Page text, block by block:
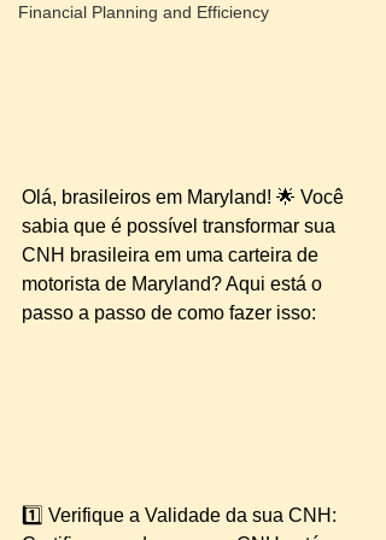
Financial Planning and Efficiency
Olá, brasileiros em Maryland! 🌟 Você
sabia que é possível transformar sua
CNH brasileira em uma carteira de
motorista de Maryland? Aqui está o
passo a passo de como fazer isso:
1️⃣ Verifique a Validade da sua CNH: